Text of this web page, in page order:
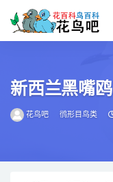
新西兰黑嘴鸥
花鸟吧 鸻形目鸟类